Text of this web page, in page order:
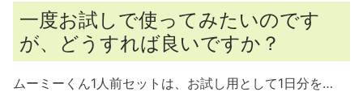
一度お試しで使ってみたいのです
が、どうすれば良いですか？
ムーミーくん1人前セットは、お試し用として1日分を…